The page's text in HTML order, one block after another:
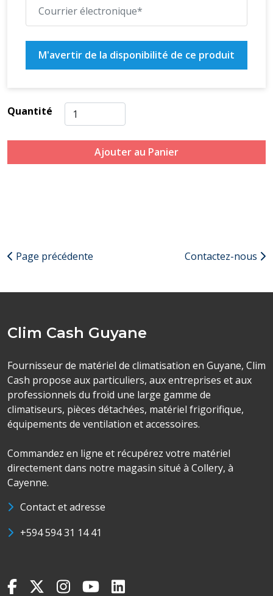
M'avertir de la disponibilité de ce produit
Quantité
Ajouter au Panier
Page précédente Contactez-nous
Clim Cash Guyane
Fournisseur de matériel de climatisation en Guyane, Clim
Cash propose aux particuliers, aux entreprises et aux
professionnels du froid une large gamme de
climatiseurs, pièces détachées, matériel frigorifique,
équipements de ventilation et accessoires.
Commandez en ligne et récupérez votre matériel
directement dans notre magasin situé à Collery, à
Cayenne.
Contact et adresse
+594 594 31 14 41